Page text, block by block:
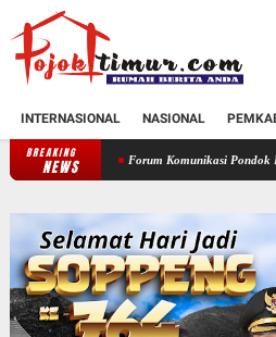
INTERNASIONAL NASIONAL
BREAKING
NEWS
Forum Komunikasi Pondok Pesantren